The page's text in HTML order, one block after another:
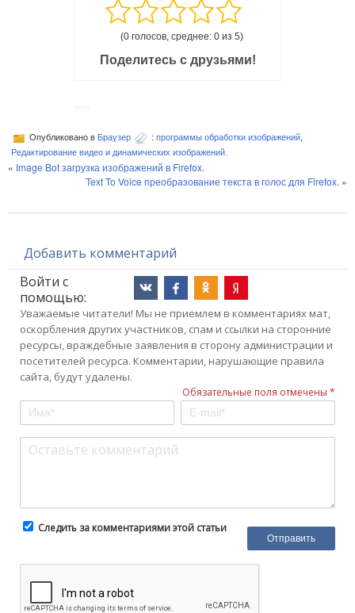
(0 голосов, среднее: 0 из 5)
Поделитесь с друзьями!
Опубликовано в Браузер : программы обработки изображений
Редактирование видео и динамических изображений.
« Image Bot загрузка изображений в Firefox.
Text To Voice преобразование текста в голос для Firefox. »
Добавить комментарий
Войти с
помощью:
Уважаемые читатели! Мы не приемлем в комментариях мат,
оскорбления других участников, спам и ссылки на сторонние
ресурсы, враждебные заявления в сторону администрации и
посетителей ресурса. Комментарии, нарушающие правила
сайта, будут удалены.
Обязательные поля отмечены *
Следить за комментариями этой статьи